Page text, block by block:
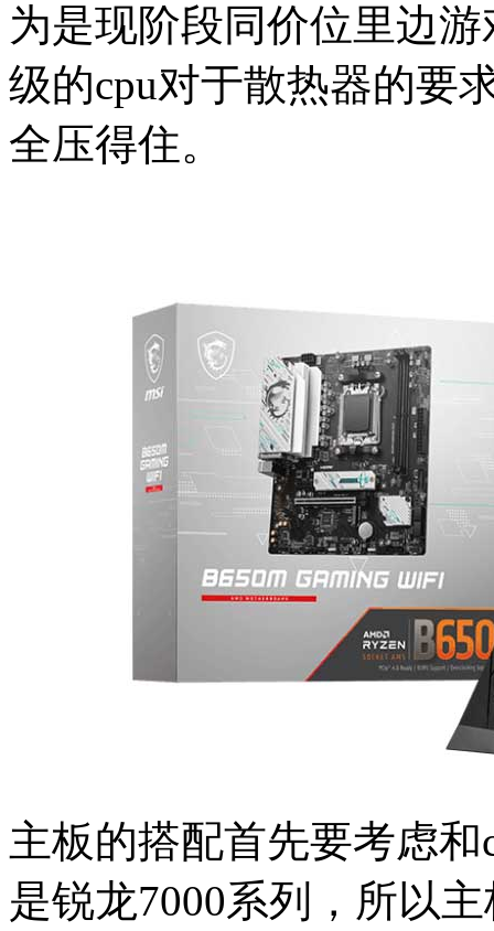
为是现阶段同价位里边
级的cpu对于散热器的要
全压得住。
主板的搭配首先要考虑
是锐龙7000系列，所以